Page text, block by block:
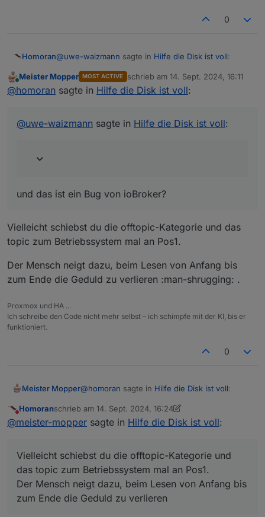
19
/opt/iobroker/
Betriebszeit
whome
0
Homoran@uwe-waizmann sagte in Hilfe die Disk ist voll:
Jetzt ist die Platte voll und ich hab keine
Online
Meister Mopper MOST ACTIVE schrieb am 14. Sept. 2024, 16:11
zuletzt editiert von
@homoran sagte in Hilfe die Disk ist voll:
@uwe-waizmann sagte in Hilfe die Disk ist voll:
und das ist ein Bug von ioBroker?
Vielleicht schiebst du die offtopic-Kategorie und das
topic zum Betriebssystem mal an Pos1.
Der Mensch neigt dazu, beim Lesen von Anfang bis
zum Ende die Geduld zu verlieren :man-shrugging: .
Proxmox und HA ...
Ich schreibe den Code nicht mehr selbst – ich schimpfe mit der KI, bis er
funktioniert.
0
Meister Mopper@homoran sagte in Hilfe die Disk ist voll:
@uwe-waizmannsagte in Hilfe die Disk
Jetzt ist die Platte voll und ich hab
keine Ahnung was die 14 Gig
vollgemacht hat.
und das topic zum Betriebssystem mal an
Der Mensch neigt dazu, beim Lesen von
Anfang bis zum Ende die Geduld zu verlieren
:man-shrugging: .
Nicht stören
Homoranschrieb am 14. Sept. 2024, 16:24
zuletzt editiert von Homoran
@meister-mopper sagte in Hilfe die Disk ist voll:
Vielleicht schiebst du die offtopic-Kategorie und
das topic zum Betriebssystem mal an Pos1.
Der Mensch neigt dazu, beim Lesen von Anfang bis
zum Ende die Geduld zu verlieren